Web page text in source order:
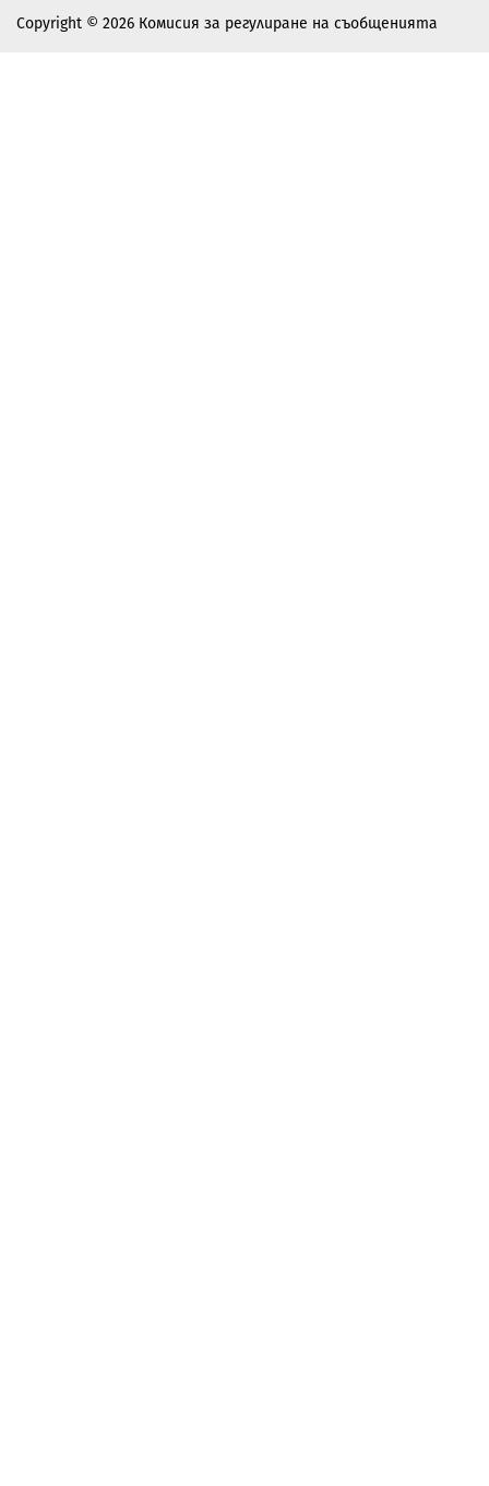
Copyright © 2026 Комисия за регулиране на съобщенията